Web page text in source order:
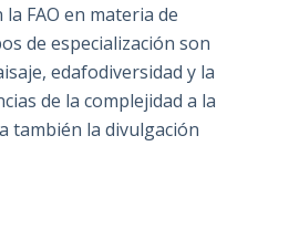
FAO en materia de
de especialización son
edafodiversidad y la
de la complejidad a la
también la divulgación